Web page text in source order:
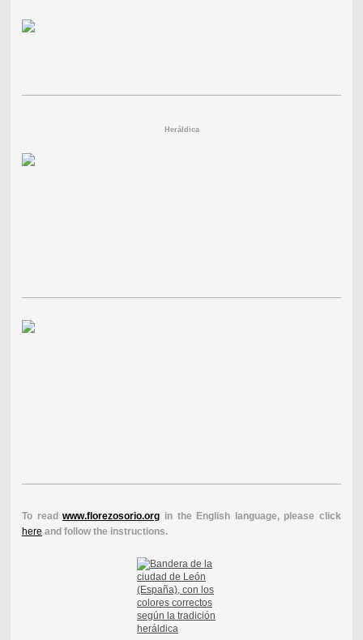
Heráldica
To readwww.florezosorio.org in the English language, please click
here and follow the instructions.